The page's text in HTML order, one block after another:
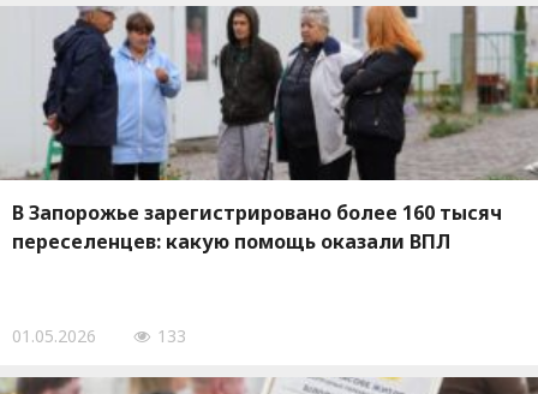
В Запорожье зарегистрировано более 160 тысяч
переселенцев: какую помощь оказали ВПЛ
01.05.2026 133